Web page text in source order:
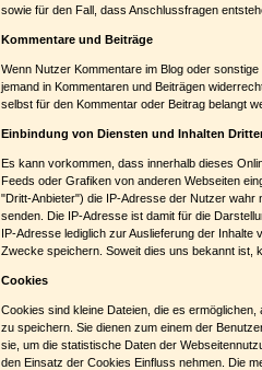
sowie für den Fall, dass Anschlussfragen
Kommentare und Beiträge
Wenn Nutzer Kommentare im Blog oder
jemand in Kommentaren und Beiträgen
selbst für den Kommentar oder Beitrag belangt
Einbindung von Diensten und Inhalten
Es kann vorkommen, dass innerhalb dieses
Feeds oder Grafiken von anderen Webseiten
"Dritt-Anbieter") die IP-Adresse der Nutzer wahr
senden. Die IP-Adresse ist damit für die
IP-Adresse lediglich zur Auslieferung der
Zwecke speichern. Soweit dies uns bekannt ist,
Cookies
Cookies sind kleine Dateien, die es
zu speichern. Sie dienen zum einem der
sie, um die statistische Daten der
den Einsatz der Cookies Einfluss nehmen. Die